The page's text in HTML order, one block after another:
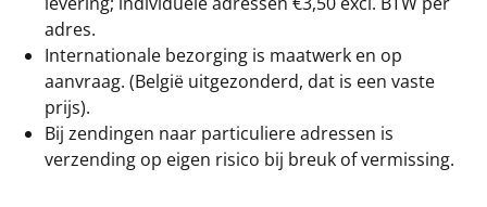
adres.
Internationale bezorging is maatwerk en op
aanvraag. (België uitgezonderd, dat is een vaste
prijs).
Bij zendingen naar particuliere adressen is
verzending op eigen risico bij breuk of vermissing.